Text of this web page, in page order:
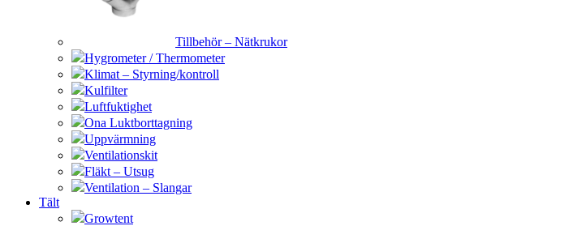
Tillbehör – Nätkrukor
Hygrometer / Thermometer
Klimat – Styrning/kontroll
Kulfilter
Luftfuktighet
Ona Luktborttagning
Uppvärmning
Ventilationskit
Fläkt – Utsug
Ventilation – Slangar
Tält
Growtent